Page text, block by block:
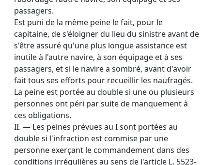
passagers.
Est puni de la même peine le fait, pour le
capitaine, de s'éloigner du lieu du sinistre avant de
s'être assuré qu'une plus longue assistance est
inutile à l'autre navire, à son équipage et à ses
passagers, et si le navire a sombré, avant d'avoir
fait tous ses efforts pour recueillir les naufragés.
La peine est portée au double si une ou plusieurs
personnes ont péri par suite de manquement à
ces obligations.
II. ― Les peines prévues au I sont portées au
double si l'infraction est commise par une
personne exerçant le commandement dans des
conditions irrégulières au sens de l'article L. 5523-